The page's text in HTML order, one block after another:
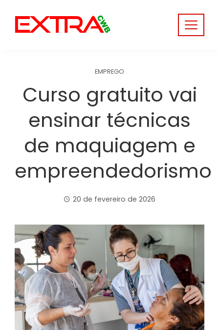
content
EMPREGO
Curso gratuito vai
ensinar técnicas
de maquiagem e
empreendedorismo
20 de fevereiro de 2026